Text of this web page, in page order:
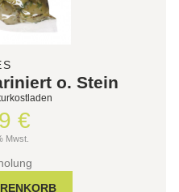
o. Stein
€
Mwst.